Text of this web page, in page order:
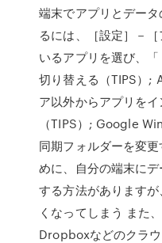
端末でアプリとデー
るには、［設定］－
いるアプリを選び、
切り替える（TIPS）;
ア以外からアプリを
（TIPS）; Google
同期フォルダーを変
めに、自分の端末に
する方法があります
くなってしまう また
Dropboxなどのクラ